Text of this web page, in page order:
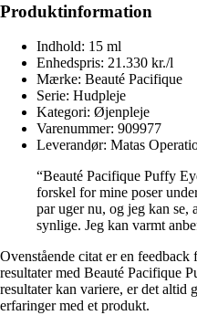
Produktinformation
Indhold: 15 ml
Enhedspris: 21.330 kr./l
Mærke: Beauté Pacifique
Serie: Hudpleje
Kategori: Øjenpleje
Varenummer: 909977
Leverandør: Matas
“Beauté Pacifique Puffy
forskel for mine poser
par uger nu, og jeg kan se,
synlige. Jeg kan varmt
Ovenstående citat er en
resultater med Beauté Pacifique
resultater kan variere, er det altid
erfaringer med et produkt.